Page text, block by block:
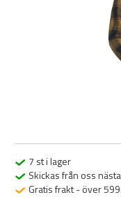
7 st i lager
Skickas från oss
Gratis frakt - över